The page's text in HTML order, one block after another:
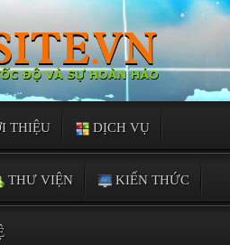
THIỆU DỊCH VỤ
THƯ VIỆN KIẾN THỨC